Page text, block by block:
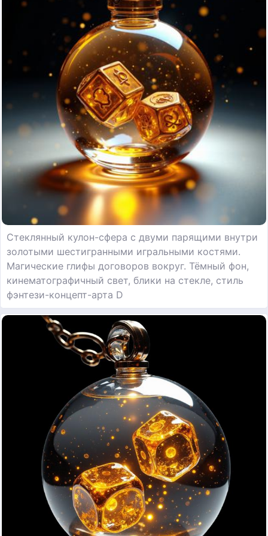
Стеклянный кулон-сфера с двуми парящими внутри
золотыми шестигранными игральными костями.
Магические глифы договоров вокруг. Тёмный фон,
кинематографичный свет, блики на стекле, стиль
фэнтези-концепт-арта D